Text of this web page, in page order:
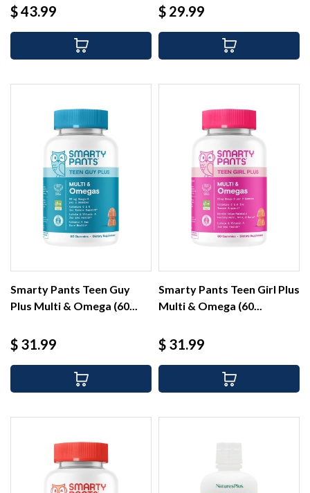
Precio
$ 43.99 Precio
$ 29.99
Smarty Pants Teen Guy
Plus Multi & Omega (60...
Precio
$ 31.99
Smarty Pants Teen Girl Plus
Multi & Omega (60...
Precio
$ 31.99